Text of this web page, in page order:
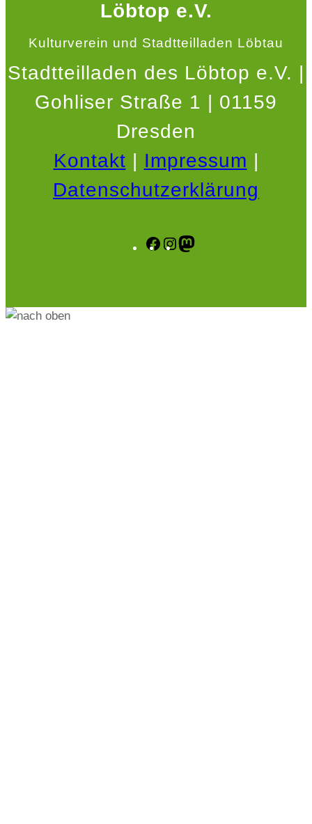
Löbtop e.V.
Kulturverein und Stadtteilladen Löbtau
Stadtteilladen des Löbtop e.V. |
Gohliser Straße 1 | 01159
Dresden
Kontakt | Impressum |
Datenschutzerklärung
Facebook
Instagram
Mastodon